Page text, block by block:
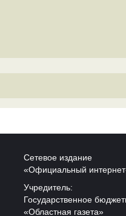
Сетевое издание
«Официальный
Учредитель:
Государственное
«Областная газета»